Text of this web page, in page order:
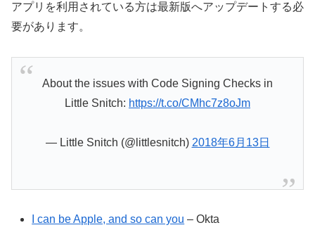
アプリを利用されている方は最新版へアップデートする必
要があります。
About the issues with Code Signing Checks in
Little Snitch: https://t.co/CMhc7z8oJm
— Little Snitch (@littlesnitch) 2018年6月13日
I can be Apple, and so can you – Okta